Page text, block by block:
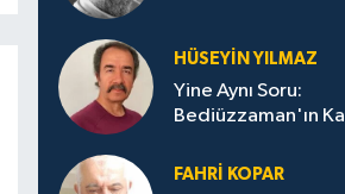
HÜSEYIN YILMAZ
Yine Aynı Soru:
Bediüzzaman'ın
FAHRI KOPAR